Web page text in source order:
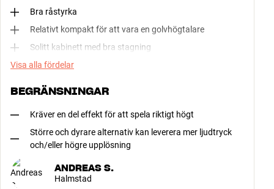
Bra råstyrka
Relativt kompakt för att vara en golvhögtalare
Solitt kabinett med bra stagning
Visa alla fördelar
BEGRÄNSNINGAR
Kräver en del effekt för att spela riktigt högt
Större och dyrare alternativ kan leverera mer ljudtryck
och/eller högre upplösning
ANDREAS S.
Halmstad